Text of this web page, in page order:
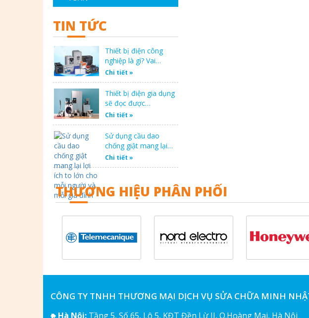
TIN TỨC
Thiết bị điện công
nghiệp là gì? Vai…
Chi tiết »
Thiết bị điện gia dụng
sẽ đọc được…
Chi tiết »
Sử dụng cầu dao
chống giật mang lại…
Chi tiết »
THƯƠNG HIỆU PHÂN PHỐI
CÔNG TY TNHH THƯƠNG MẠI DỊCH VỤ SỬA CHỮA MINH
Hà Nội: Tầng 5, Số 65, Lô 5, KĐT Đền Lừ II, Q.Hoàng Mai, Hà Nội